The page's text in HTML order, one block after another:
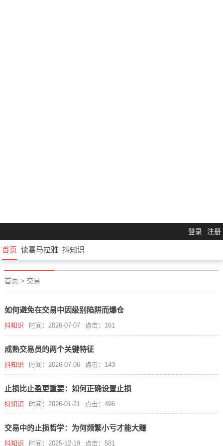
登录 注册
首页 读喜马拉雅 抖知识
首页 > 交易
如何避免在交易中因级别陷阱而爆仓
抖知识 时间：2026-07-07 点击：161
成熟交易员的两个关键特征
抖知识 时间：2026-07-06 点击：143
止损比止盈更重要：如何正确设置止损
抖知识 时间：2026-01-21 点击：496
交易中的止损哲学：为何频繁小亏才能大赚
抖知识 时间：2025-12-19 点击：581